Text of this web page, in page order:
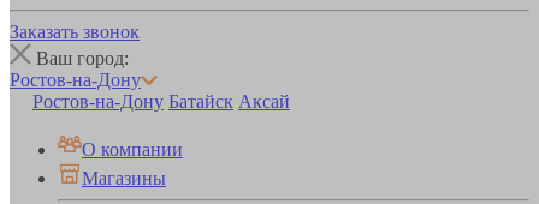
Заказать звонок
Ваш город:
Ростов-на-Дону
Ростов-на-Дону Батайск Аксай
О компании
Магазины